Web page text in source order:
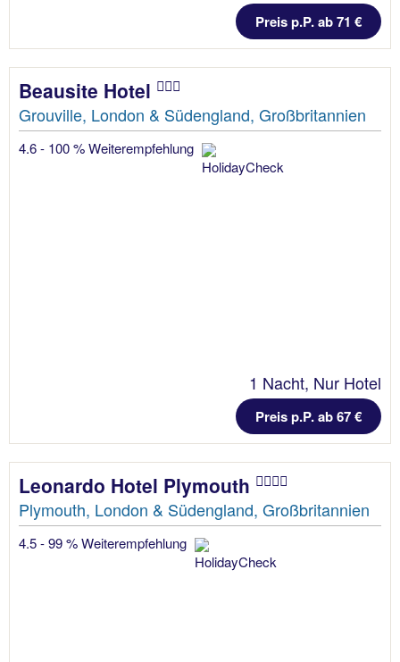
Preis p.P. ab 71 €
Beausite Hotel
Grouville, London & Südengland, Großbritannien
4.6 - 100 % Weiterempfehlung
1 Nacht, Nur Hotel
Preis p.P. ab 67 €
Leonardo Hotel Plymouth
Plymouth, London & Südengland, Großbritannien
4.5 - 99 % Weiterempfehlung